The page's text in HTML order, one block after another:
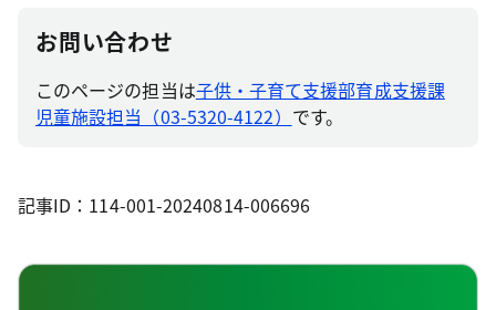
お問い合わせ
このページの担当は子供・子育て支援部育成支援課
児童施設担当（03-5320-4122） です。
記事ID：114-001-20240814-006696